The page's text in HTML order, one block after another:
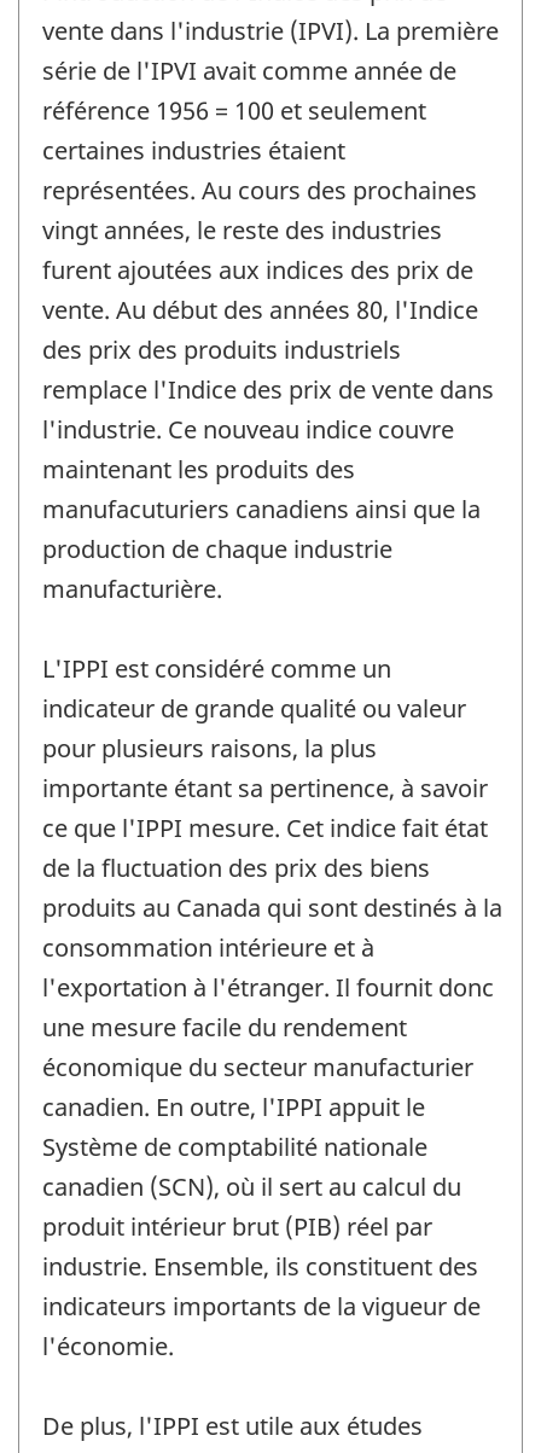
vente dans l'industrie (IPVI). La première
série de l'IPVI avait comme année de
référence 1956 = 100 et seulement
certaines industries étaient
représentées. Au cours des prochaines
vingt années, le reste des industries
furent ajoutées aux indices des prix de
vente. Au début des années 80, l'Indice
des prix des produits industriels
remplace l'Indice des prix de vente dans
l'industrie. Ce nouveau indice couvre
maintenant les produits des
manufacuturiers canadiens ainsi que la
production de chaque industrie
manufacturière.
L'IPPI est considéré comme un
indicateur de grande qualité ou valeur
pour plusieurs raisons, la plus
importante étant sa pertinence, à savoir
ce que l'IPPI mesure. Cet indice fait état
de la fluctuation des prix des biens
produits au Canada qui sont destinés à la
consommation intérieure et à
l'exportation à l'étranger. Il fournit donc
une mesure facile du rendement
économique du secteur manufacturier
canadien. En outre, l'IPPI appuit le
Système de comptabilité nationale
canadien (SCN), où il sert au calcul du
produit intérieur brut (PIB) réel par
industrie. Ensemble, ils constituent des
indicateurs importants de la vigueur de
l'économie.
De plus, l'IPPI est utile aux études